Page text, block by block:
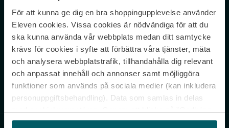
För att kunna ge dig en bra shoppingupplevelse använder
Eleven cookies. Vissa cookies är nödvändiga för att du
ska kunna använda vår webbplats medan ditt samtycke
krävs för cookies i syfte att förbättra våra tjänster, mäta
och analysera webbplatstrafik, tillhandahålla dig relevant
och anpassat innehåll och annonser samt möjliggöra
funktioner som används på sociala medier (kan inkludera
personuppgiftsbehandling). Data som samlas in delas
och gå vidare” accepterar du samtliga cookies medan du
Never miss a beat.
Sign up to our newsletter.
Genom att prenumerera accepterar du vår Integritetspolicy. Avprenumerera